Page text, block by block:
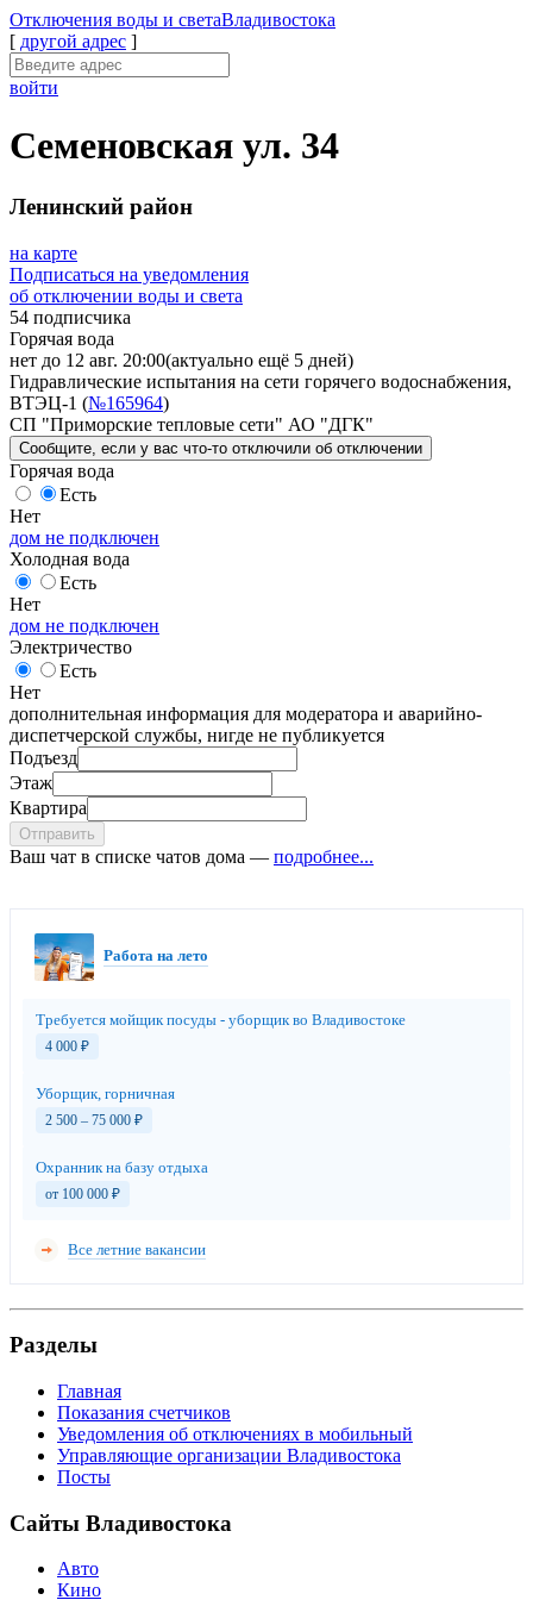
Отключения воды и светаВладивостока
[ другой адрес ]
войти
Семеновская ул. 34
Ленинский район
на карте
Подписаться на уведомления
об отключении воды и света
54 подписчика
Горячая вода
нет до 12 авг. 20:00(актуально ещё 5 дней)
Гидравлические испытания на сети горячего водоснабжения,
ВТЭЦ-1 (№165964)
СП "Приморские тепловые сети" АО "ДГК"
Сообщите , если у вас что-то отключили об отключении
Горячая вода
Есть
Нет
дом не подключен
Холодная вода
Есть
Нет
дом не подключен
Электричество
Есть
Нет
дополнительная информация для модератора и аварийно-
диспетчерской службы, нигде не публикуется
Подъезд
Этаж
Квартира
Отправить
Ваш чат в списке чатов дома — подробнее...
Работа на лето
Требуется мойщик посуды - уборщик во Владивостоке
4 000 ₽
Уборщик, горничная
2 500 – 75 000 ₽
Охранник на базу отдыха
от 100 000 ₽
Все летние вакансии
Разделы
Главная
Показания счетчиков
Уведомления об отключениях в мобильный
Управляющие организации Владивостока
Посты
Сайты Владивостока
Авто
Кино